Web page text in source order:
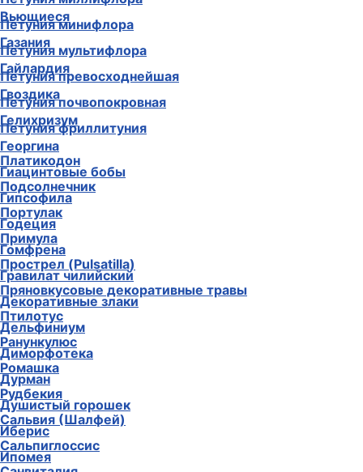
Петуния минифлора
Петуния мультифлора
Петуния превосходнейшая
Петуния почвопокровная
Петуния фриллитуния
Платикодон
Подсолнечник
Портулак
Примула
Прострел (Pulsatilla)
Пряновкусовые декоративные травы
Птилотус
Ранункулюс
Ромашка
Рудбекия
Сальвия (Шалфей)
Сальпиглоссис
Вьющиеся
Газания
Гайлардия
Гвоздика
Гелихризум
Георгина
Гиацинтовые бобы
Гипсофила
Годеция
Гомфрена
Гравилат чилийский
Декоративные злаки
Дельфиниум
Диморфотека
Дурман
Душистый горошек
Иберис
Ипомея